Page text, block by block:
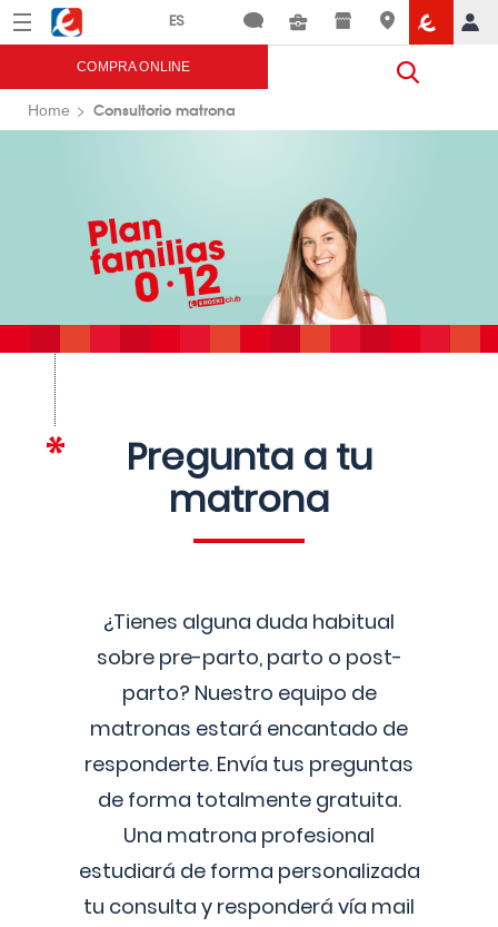
Menú Eroski
COMPRA ONLINE
Home Consultorio matrona
Pregunta a tu
matrona
¿Tienes alguna duda habitual
sobre pre-parto, parto o post-
parto? Nuestro equipo de
matronas estará encantado de
responderte. Envía tus preguntas
de forma totalmente gratuita.
Una matrona profesional
estudiará de forma personalizada
tu consulta y responderá vía mail